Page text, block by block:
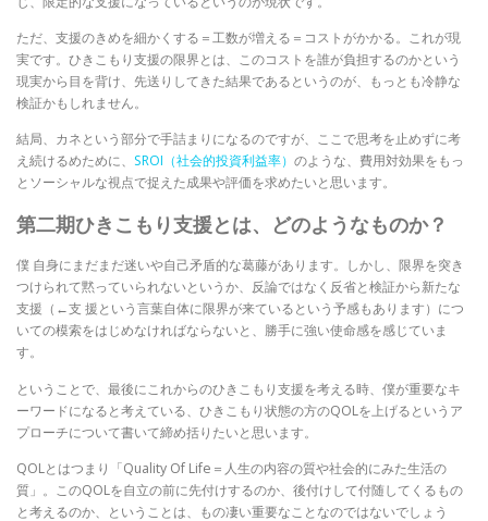
ただ、支援のきめを細かくする＝工数が増える＝コストがかかる。これが現
実です。ひきこもり支援の限界とは、このコストを誰が負担するのかという
現実から目を背け、先送りしてきた結果であるというのが、もっとも冷静な
検証かもしれません。
結局、カネという部分で手詰まりになるのですが、ここで思考を止めずに考
え続けるめために、 SROI（社会的投資利益率） のような、費用対効果をもっ
とソーシャルな視点で捉えた成果や評価を求めたいと思います。
第二期ひきこもり支援とは、どのようなものか？
僕 自身にまだまだ迷いや自己矛盾的な葛藤があります。しかし、限界を突き
つけられて黙っていられないというか、反論ではなく反省と検証から新たな
支援（←支 援という言葉自体に限界が来ているという予感もあります）につ
いての模索をはじめなければならないと、勝手に強い使命感を感じていま
す。
ということで、最後にこれからのひきこもり支援を考える時、僕が重要なキ
ーワードになると考えている、ひきこもり状態の方のQOLを上げるというア
プローチについて書いて締め括りたいと思います。
QOLとはつまり「Quality Of Life＝人生の内容の質や社会的にみた生活の
質」。このQOLを自立の前に先付けするのか、後付けして付随してくるもの
と考えるのか、ということは、もの凄い重要なことなのではないでしょう